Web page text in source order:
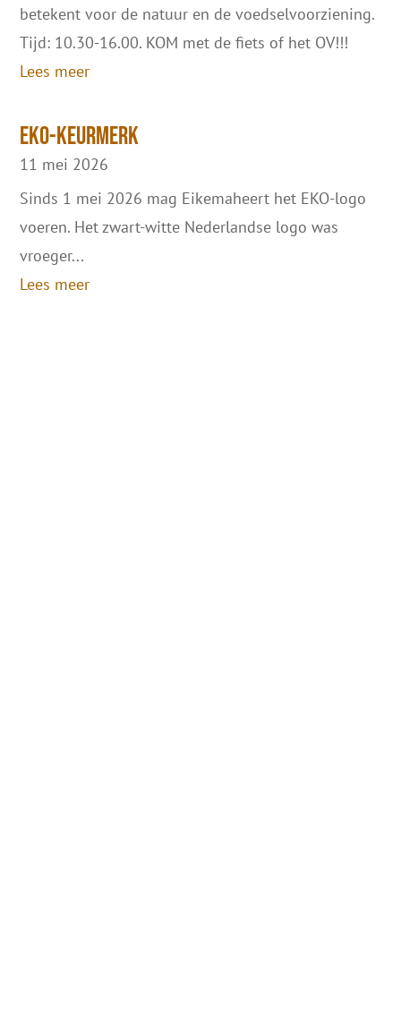
betekent voor de natuur en de voedselvoorziening.
Tijd: 10.30-16.00. KOM met de fiets of het OV!!!
Lees meer
EKO-keurmerk
11 mei 2026
Sinds 1 mei 2026 mag Eikemaheert het EKO-logo
voeren. Het zwart-witte Nederlandse logo was
vroeger...
Lees meer